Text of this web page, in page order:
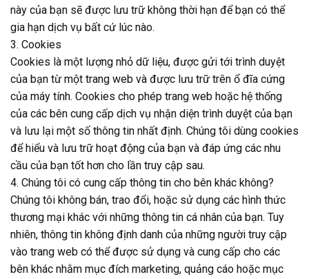
này của bạn sẽ được lưu trữ không thời hạn để bạn có thể
gia hạn dịch vụ bất cứ lúc nào.
3. Cookies
Cookies là một lượng nhỏ dữ liệu, được gửi tới trình duyệt
của bạn từ một trang web và được lưu trữ trên ổ đĩa cứng
của máy tính. Cookies cho phép trang web hoặc hệ thống
của các bên cung cấp dịch vụ nhận diện trình duyệt của bạn
và lưu lại một số thông tin nhất định. Chúng tôi dùng cookies
để hiểu và lưu trữ hoạt động của bạn và đáp ứng các nhu
cầu của bạn tốt hơn cho lần truy cập sau.
4. Chúng tôi có cung cấp thông tin cho bên khác không?
Chúng tôi không bán, trao đổi, hoặc sử dụng các hình thức
thương mại khác với những thông tin cá nhân của bạn. Tuy
nhiên, thông tin không định danh của những người truy cập
vào trang web có thể được sử dụng và cung cấp cho các
bên khác nhằm mục đích marketing, quảng cáo hoặc mục